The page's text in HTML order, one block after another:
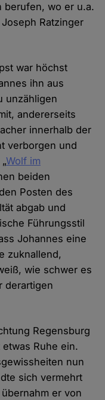
berufen, wo er u.a.
Ratzinger
war höchst
ihn aus
unzähligen
andererseits
innerhalb der
verborgen und
Wolf im
beiden
Posten des
abgab und
Führungsstil
Johannes eine
zuknallend,
wie schwer es
derartigen
Regensburg
Ruhe ein.
nun
sich vermehrt
er von